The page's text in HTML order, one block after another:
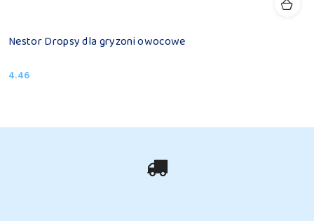
Nestor Dropsy dla gryzoni owocowe
Cena:
4.46